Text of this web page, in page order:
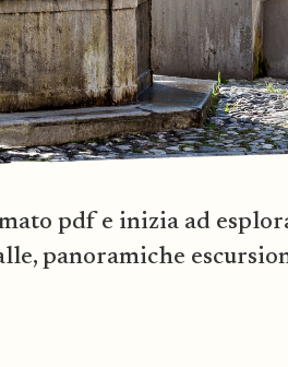
pdf e inizia ad
panoramiche